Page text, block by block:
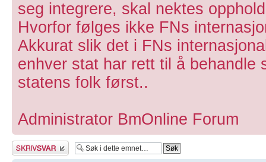
seg integrere, skal nektes
Hvorfor følges ikke FNs
Akkurat slik det i FNs
enhver stat har rett til å behandle
statens folk først..
Administrator BmOnline Forum
Skriv et svar